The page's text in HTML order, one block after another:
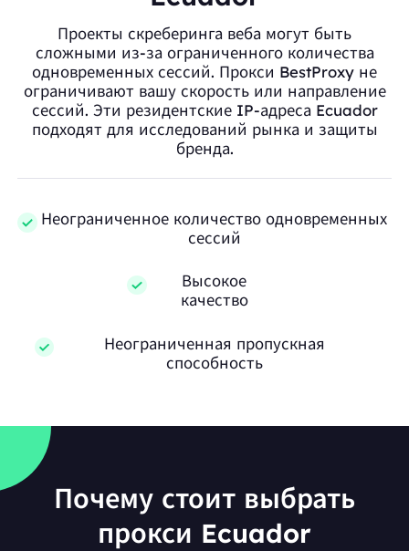
Проекты скреберинга веба могут быть
сложными из-за ограниченного количества
одновременных сессий. Прокси BestProxy не
ограничивают вашу скорость или направление
сессий. Эти резидентские IP-адреса Ecuador
подходят для исследований рынка и защиты
бренда.
Неограниченное количество одновременных
сессий
Высокое
качество
Неограниченная пропускная
способность
Почему стоит выбрать
прокси Ecuador